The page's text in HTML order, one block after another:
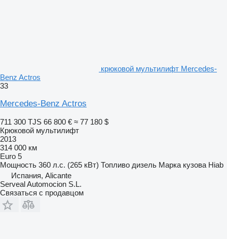
крюковой мультилифт Mercedes-
Benz Actros
33
Mercedes-Benz Actros
711 300 TJS 66 800 € ≈ 77 180 $
Крюковой мультилифт
2013
314 000 км
Euro 5
Мощность 360 л.с. (265 кВт) Топливо дизель Марка кузова Hiab
Испания, Alicante
Serveal Automocion S.L.
Связаться с продавцом